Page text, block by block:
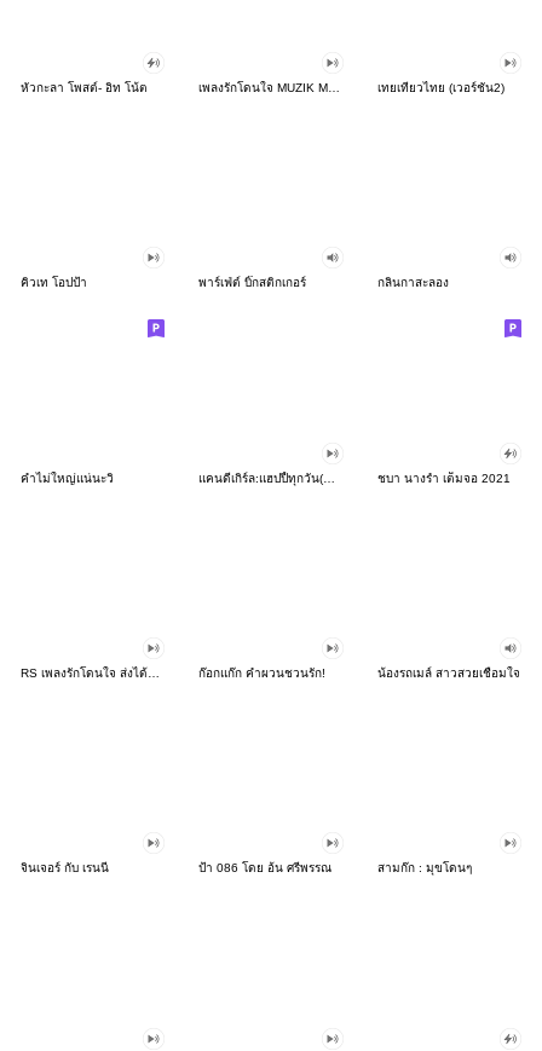
หัวกะลา โพสต์- อิท โน้ต เทยเที่ยวไทย (เวอร์ชั่น2)
คิวเท โอปป้า พาร์เฟ่ต์ บิ๊กสติกเกอร์ กลิ่นกาสะลอง
คำไม่ใหญ่แน่นะวิ ชบา นางรำ เต็มจอ 2021
ก๊อกแก๊ก คำผวนชวนรัก! น้องรถเมล์ สาวสวยเชื่อมใจ
จินเจอร์ กับ เรนนี่ ป้า 086 โดย อ้น ศรีพรรณ สามก๊ก : มุขโดนๆ